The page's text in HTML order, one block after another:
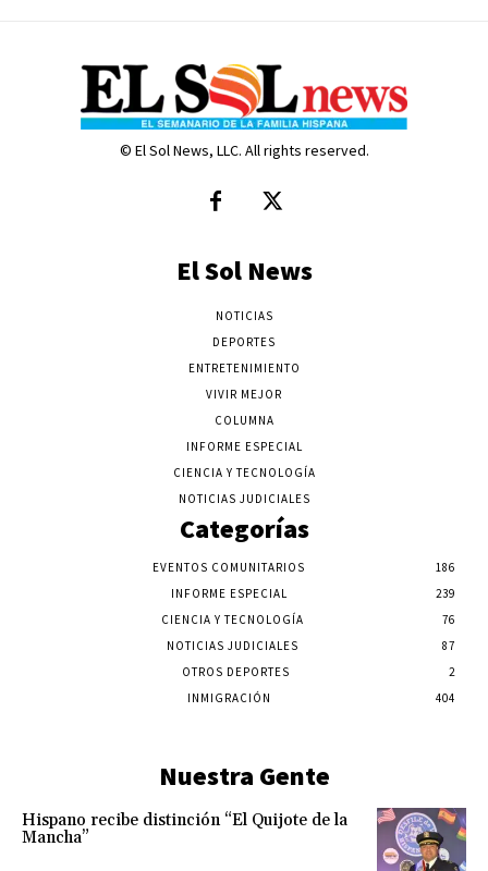
© El Sol News, LLC. All rights reserved.
El Sol News
NOTICIAS
DEPORTES
ENTRETENIMIENTO
VIVIR MEJOR
COLUMNA
INFORME ESPECIAL
CIENCIA Y TECNOLOGÍA
NOTICIAS JUDICIALES
Categorías
EVENTOS COMUNITARIOS
186
INFORME ESPECIAL
239
CIENCIA Y TECNOLOGÍA
76
NOTICIAS JUDICIALES
87
OTROS DEPORTES
2
INMIGRACIÓN
404
Nuestra Gente
Hispano recibe distinción “El Quijote de la
Mancha”